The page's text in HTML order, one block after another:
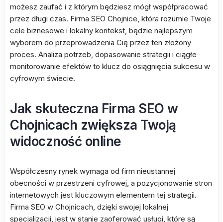
możesz zaufać i z którym będziesz mógł współpracować
przez długi czas. Firma SEO Chojnice, która rozumie Twoje
cele biznesowe i lokalny kontekst, będzie najlepszym
wyborem do przeprowadzenia Cię przez ten złożony
proces. Analiza potrzeb, dopasowanie strategii i ciągłe
monitorowanie efektów to klucz do osiągnięcia sukcesu w
cyfrowym świecie.
Jak skuteczna Firma SEO w
Chojnicach zwiększa Twoją
widoczność online
Współczesny rynek wymaga od firm nieustannej
obecności w przestrzeni cyfrowej, a pozycjonowanie stron
internetowych jest kluczowym elementem tej strategii.
Firma SEO w Chojnicach, dzięki swojej lokalnej
specjalizacji, jest w stanie zaoferować usługi, które są